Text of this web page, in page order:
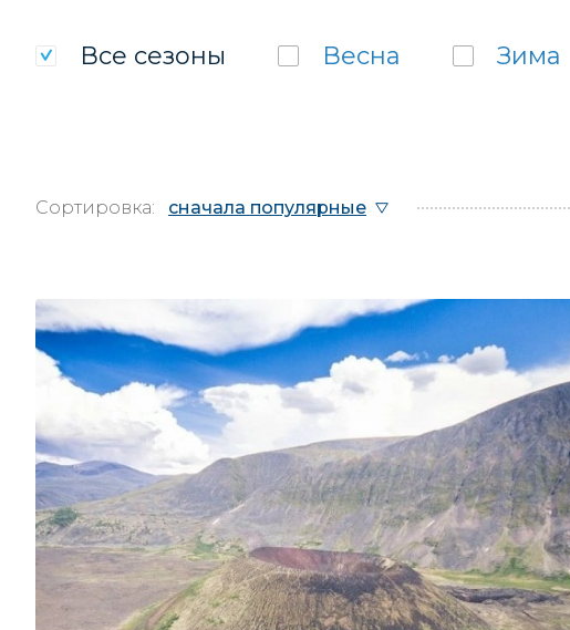
Все сезоны Весна Зима
Сортировка: сначала популярные